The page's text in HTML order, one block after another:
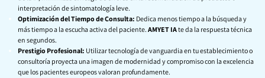
interpretación de sintomatología leve.
Optimización del Tiempo de Consulta: Dedica menos tiempo a la búsqueda y
más tiempo a la escucha activa del paciente. AMYET IAte da la respuesta técnica
en segundos.
Prestigio Profesional: Utilizar tecnología de vanguardia en tu establecimiento o
consultoría proyecta una imagen de modernidad y compromiso con la excelencia
que los pacientes europeos valoran profundamente.